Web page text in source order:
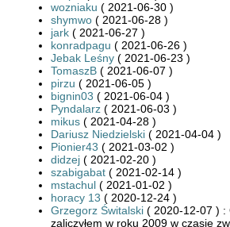
wozniaku ( 2021-06-30 )
shymwo ( 2021-06-28 )
jark ( 2021-06-27 )
konradpagu ( 2021-06-26 )
Jebak Leśny ( 2021-06-23 )
TomaszB ( 2021-06-07 )
pirzu ( 2021-06-05 )
bignin03 ( 2021-06-04 )
Pyndalarz ( 2021-06-03 )
mikus ( 2021-04-28 )
Dariusz Niedzielski ( 2021-04-04 )
Pionier43 ( 2021-03-02 )
didzej ( 2021-02-20 )
szabigabat ( 2021-02-14 )
mstachul ( 2021-01-02 )
horacy 13 ( 2020-12-24 )
Grzegorz Świtalski ( 2020-12-07 ) :
zaliczyłem w roku 2009 w czasie